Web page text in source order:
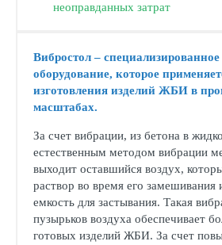
неоправданных затрат
Вибростол –
оборудование, которое
изготовления изделий ЖБИ в
масштабах.
За счет вибрации, из бетона в
естественным методом вибрации
выходит оставшийся воздух,
раствор во время его замешивания
емкость для застывания. Такая
пузырьков воздуха обеспечивает
готовых изделий ЖБИ. За счет